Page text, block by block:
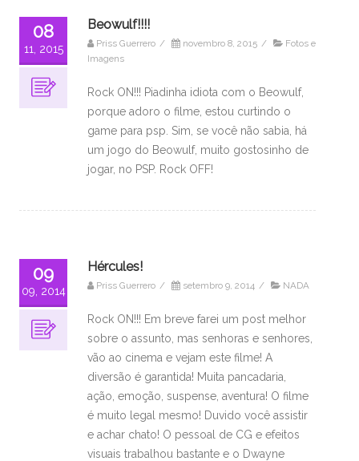
08
11, 2015
Beowulf!!!!
Priss Guerrero / novembro 8, 2015 /
Fotos e
Imagens
Rock ON!!! Piadinha idiota com o Beowulf,
porque adoro o filme, estou curtindo o
game para psp. Sim, se você não sabia, há
um jogo do Beowulf, muito gostosinho de
jogar, no PSP. Rock OFF!
09
09, 2014
Hércules!
Priss Guerrero / setembro 9, 2014 / NADA
Rock ON!!! Em breve farei um post melhor
sobre o assunto, mas senhoras e senhores,
vão ao cinema e vejam este filme! A
diversão é garantida! Muita pancadaria,
ação, emoção, suspense, aventura! O filme
é muito legal mesmo! Duvido você assistir
e achar chato! O pessoal de CG e efeitos
visuais trabalhou bastante e o Dwayne